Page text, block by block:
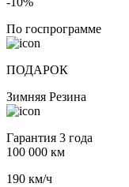
По госпрограмме
ПОДАРОК
Зимняя Резина
Гарантия 3 года
100 000 км
190 км/ч